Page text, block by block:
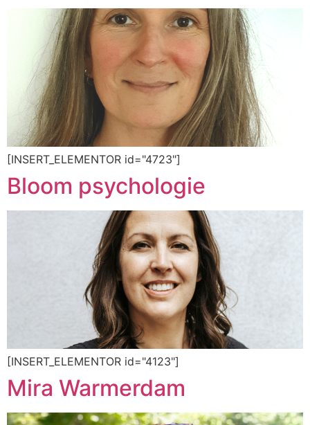
[INSERT_ELEMENTOR id="4723"]
Bloom psychologie
[INSERT_ELEMENTOR id="4123"]
Mira Warmerdam